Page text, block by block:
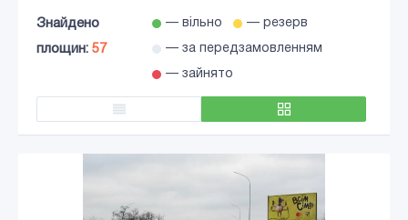
Знайдено
площин: 57
— вільно — резерв
— за передзамовленням
— зайнято